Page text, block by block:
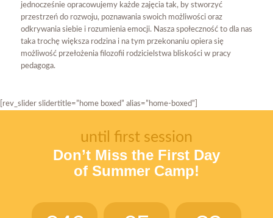
jednocześnie opracowujemy każde zajęcia tak, by stworzyć
przestrzeń do rozwoju, poznawania swoich możliwości oraz
odkrywania siebie i rozumienia emocji. Nasza społeczność to dla nas
taka trochę większa rodzina i na tym przekonaniu opiera się
możliwość przełożenia filozofii rodzicielstwa bliskości w pracy
pedagoga.
[rev_slider slidertitle=”home boxed” alias=”home-boxed”]
until first session
Don’t Miss the First Day
of Summer Camp!